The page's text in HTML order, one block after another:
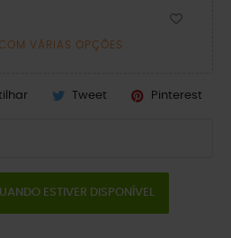
VÁRIAS OPÇÕES
Tweet Pinterest
ESTIVER DISPONÍVEL